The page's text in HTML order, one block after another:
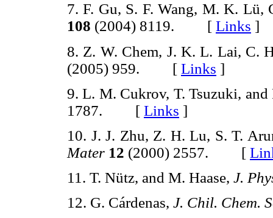
7. F. Gu, S. F. Wang, M. K. Lü,
108 (2004) 8119. [ Links ]
8. Z. W. Chem, J. K. L. Lai, C.
(2005) 959. [ Links ]
9. L. M. Cukrov, T. Tsuzuki,
1787. [ Links ]
10. J. J. Zhu, Z. H. Lu, S. T.
Mater 12 (2000) 2557. [
11. T. Nütz, and M. Haase, J.
12. G. Cárdenas, J. Chil. Chem.